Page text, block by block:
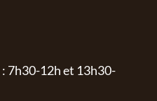
7h30-12h et 13h30-